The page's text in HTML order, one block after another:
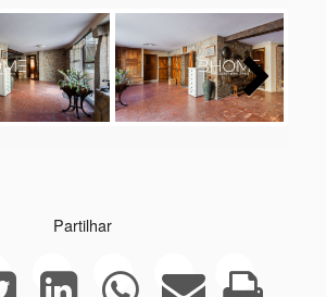
Next
Partilhar